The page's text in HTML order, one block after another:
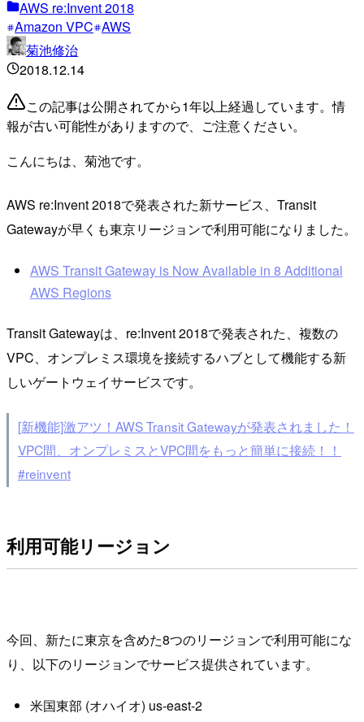
AWS re:Invent 2018
Amazon VPC AWS
菊池修治
2018.12.14
この記事は公開されてから1年以上経過しています。情
報が古い可能性がありますので、ご注意ください。
こんにちは、菊池です。
AWS re:Invent 2018で発表された新サービス、Transit
Gatewayが早くも東京リージョンで利用可能になりました。
AWS Transit Gateway is Now Available in 8 Additional
AWS Regions
Transit Gatewayは、re:Invent 2018で発表された、複数の
VPC、オンプレミス環境を接続するハブとして機能する新
しいゲートウェイサービスです。
[新機能]激アツ！AWS Transit Gatewayが発表されました！
VPC間、オンプレミスとVPC間をもっと簡単に接続！！
#reinvent
利用可能リージョン
今回、新たに東京を含めた8つのリージョンで利用可能にな
り、以下のリージョンでサービス提供されています。
米国東部 (オハイオ) us-east-2